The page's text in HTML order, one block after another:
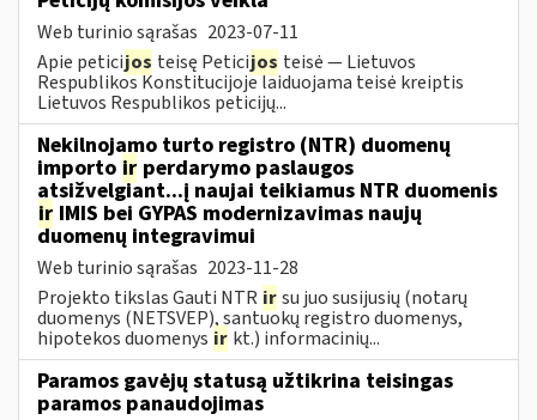
Web turinio sąrašas 2023-07-11
Apie peticijos teisę Peticijos teisė — Lietuvos
Respublikos Konstitucijoje laiduojama teisė kreiptis
Lietuvos Respublikos peticijų...
Nekilnojamo turto registro (NTR) duomenų
importo ir perdarymo paslaugos
atsižvelgiant...į naujai teikiamus NTR duomenis
ir IMIS bei GYPAS modernizavimas naujų
duomenų integravimui
Web turinio sąrašas 2023-11-28
Projekto tikslas Gauti NTR irsu juo susijusių (notarų
duomenys (NETSVEP), santuokų registro duomenys,
hipotekos duomenys ir kt.) informacinių...
Paramos gavėjų statusą užtikrina teisingas
paramos panaudojimas